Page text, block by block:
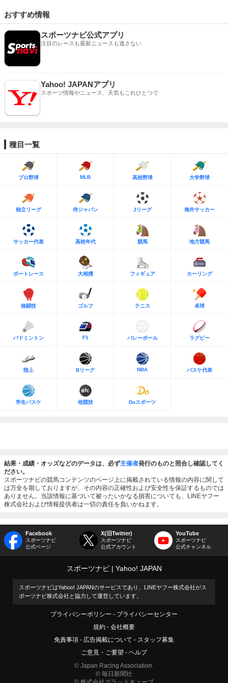
おすすめ情報
スポーツナビ公式アプリ
注目のレースも最新ニュースも逃さない
Yahoo! JAPANアプリ
スポーツ情報やニュース、天気もこれひとつで
種目一覧
プロ野球 MLB 高校野球 大学野球
独立リーグ 侍ジャパン Jリーグ 海外サッカー
サッカー代表 高校年代 競馬 地方競馬
ボートレース 大相撲 フィギュア カーリング
格闘技 ゴルフ テニス 卓球
バドミントン F1 バレーボール ラグビー
陸上 Bリーグ NBA バスケ代表
学生バスケ 他競技 Doスポーツ
結果・成績・オッズなどのデータは、必ず主催者発行のものと照合し確認してく
ださい。
スポーツナビの競馬コンテンツのページ上に掲載されている情報の内容に関して
は万全を期しておりますが、その内容の正確性および安全性を保証するものでは
ありません。当該情報に基づいて被ったいかなる損害についても、LINEヤフー
株式会社および情報提供者は一切の責任を負いかねます。
Facebook
スポーツナビ
公式ページ
X(旧Twitter)
スポーツナビ
公式アカウント
YouTube
スポーツナビ
公式チャンネル
スポーツナビ Yahoo! JAPAN
スポーツナビはYahoo! JAPANのサービスであり、LINEヤフー株式会社がス
ポーツナビ株式会社と協力して運営しています。
プライバシーポリシー
プライバシーセンター
規約
会社概要
免責事項
広告掲載について
スタッフ募集
ご意見・ご要望
ヘルプ
© Japan Racing Association.
© 毎日新聞社